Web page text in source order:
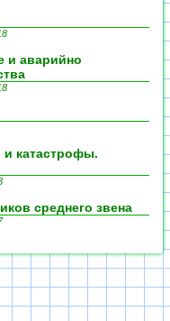
и аварийно
и катастрофы.
среднего звена